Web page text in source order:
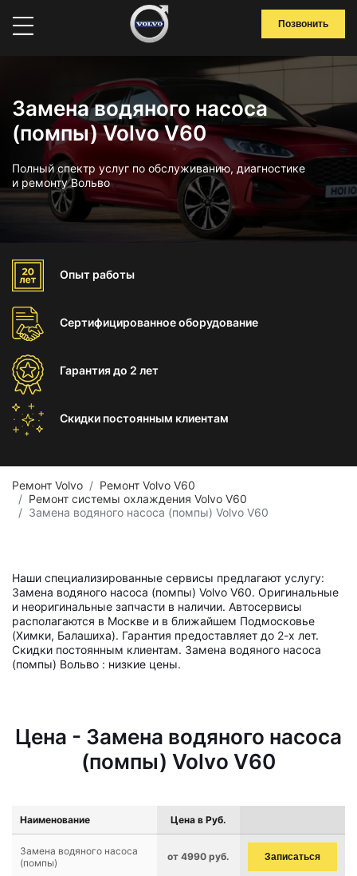
Позвонить
Замена водяного насоса
(помпы) Volvo V60
Полный спектр услуг по обслуживанию, диагностике
и ремонту Вольво
Опыт работы
Сертифицированноеоборудование
Гарантиядо 2 лет
Скидки постоянным клиентам
Ремонт Volvo
Ремонт Volvo V60
Ремонт системы охлаждения Volvo V60
Замена водяного насоса (помпы) Volvo V60
Наши специализированные сервисы предлагают услугу:
Замена водяного насоса (помпы) Volvo V60. Оригинальные
и неоригинальные запчасти в наличии. Автосервисы
располагаются в Москве и в ближайшем Подмосковье
(Химки, Балашиха). Гарантия предоставляет до 2-х лет.
Скидки постоянным клиентам. Замена водяного насоса
(помпы) Вольво : низкие цены.
Цена - Замена водяного насоса
(помпы) Volvo V60
Наименование Цена в Руб.
Замена водяного насоса
(помпы)
от 4990 руб. Записаться